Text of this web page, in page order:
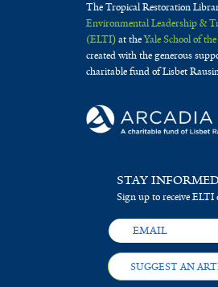
The Tropical Restoration
Environmental Leadership &
(ELTI)at theYale School of
created with the generous
charitable fund of Lisbet
STAY
Sign up to receive
SUGGEST AN